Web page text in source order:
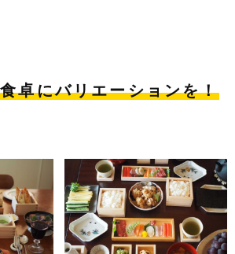
卓にバリエーションを！